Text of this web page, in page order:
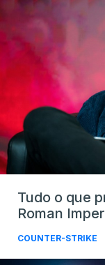
Tudo o que
Roman
COUNTER-STRIKE